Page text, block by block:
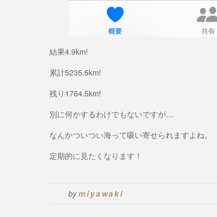
結果4.9km!
累計5235.5km!
残り1764.5km!
別に何かするわけでもないですが…
なんかついつい海って吸い寄せられますよね。
定期的に見たくなります！
bymiyawaki